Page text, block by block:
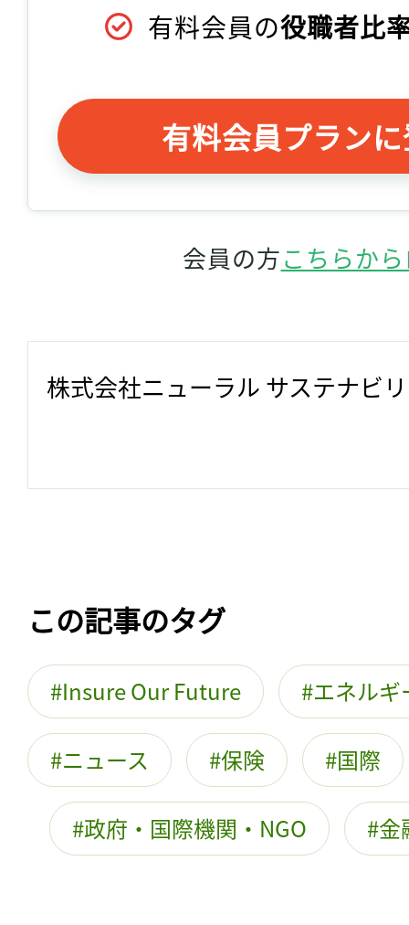
有料会員の役職者比
有料会員プラン
会員の方こちらか
株式会社ニューラル サステナビ
この記事のタグ
Insure Our Future エネル
ニュース 保険 国際
政府・国際機関・NGO 金